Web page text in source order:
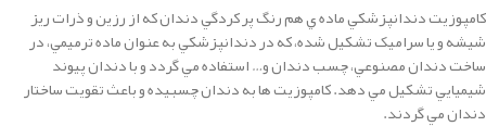
كامپوزيت دندانپزشكي ماده ي هم رنگ پر کردگي دندان که از رزين و ذرات ريز
شيشه و يا سراميک تشکيل شده، كه در دندانپزشكي به عنوان ماده ترميمي، در
ساخت دندان مصنوعي، چسب دندان و… استفاده مي گردد و با دندان پيوند
شيميايي تشکيل مي دهد. كامپوزيت ها به دندان چسبيده و باعث تقويت ساختار
دندان مي گردند.